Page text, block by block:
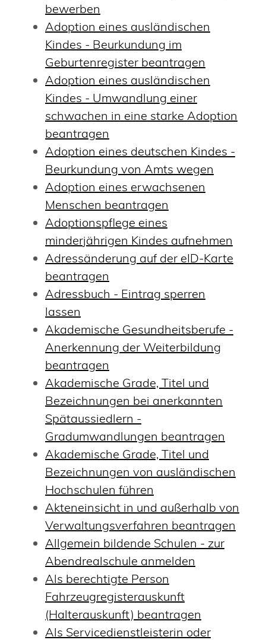
bewerben
Adoption eines ausländischen
Kindes - Beurkundung im
Geburtenregister beantragen
Adoption eines ausländischen
Kindes - Umwandlung einer
schwachen in eine starke Adoption
beantragen
Adoption eines deutschen Kindes -
Beurkundung von Amts wegen
Adoption eines erwachsenen
Menschen beantragen
Adoptionspflege eines
minderjährigen Kindes aufnehmen
Adressänderung auf der eID-Karte
beantragen
Adressbuch - Eintrag sperren
lassen
Akademische Gesundheitsberufe -
Anerkennung der Weiterbildung
beantragen
Akademische Grade, Titel und
Bezeichnungen bei anerkannten
Spätaussiedlern -
Gradumwandlungen beantragen
Akademische Grade, Titel und
Bezeichnungen von ausländischen
Hochschulen führen
Akteneinsicht in und außerhalb von
Verwaltungsverfahren beantragen
Allgemein bildende Schulen - zur
Abendrealschule anmelden
Als berechtigte Person
Fahrzeugregisterauskunft
(Halterauskunft) beantragen
Als Servicedienstleisterin oder